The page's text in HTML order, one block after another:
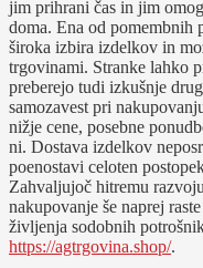
jim prihrani čas in jim
doma. Ena od pomembnih
široka izbira izdelkov in
trgovinami. Stranke lahko
preberejo tudi izkušnje
samozavest pri
nižje cene, posebne
ni. Dostava izdelkov
poenostavi celoten
Zahvaljujoč hitremu
nakupovanje še naprej
življenja sodobnih
https://agtrgovina.shop/.